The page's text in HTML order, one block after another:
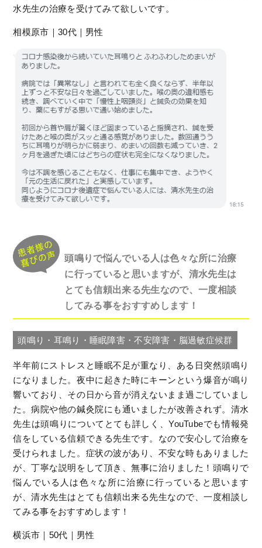
水先生の治療を受けてみて欲しいです。
相模原市｜30代｜男性
頭鳴りで悩んでいる人は色々な所に治療
に行っていると思いますが、清水先生は
とても信頼出来る先生なので、一度相談
してみる事をおすすめします！
頭鳴り・耳鳴り・睡眠障害・不安障害・脳過敏症候群
半年前にストレスと睡眠不足が重なり、ある日突然頭鳴り
になりました。夜中に起きた時にキーンという爆音が鳴り
響いており、その日から音が消えないまま過ごしていまし
た。病院や他の鍼灸院にも通いましたが改善されず。清水
先生は頭鳴りについてとても詳しく、YouTubeでも情報発
信をしている信頼できる先生です。なので安心して治療を
受けられました。症状の波があり、不安な時もありました
が、丁寧な説明をして頂き、無事に治りました！頭鳴りで
悩んでいる人は色々な所に治療に行っていると思います
が、清水先生はとても信頼出来る先生なので、一度相談し
てみる事をおすすめします！
横浜市｜50代｜男性